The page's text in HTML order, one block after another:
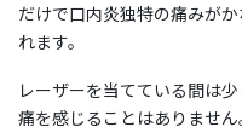
だけで口内炎独特の痛みが
れます。
レーザーを当てている間は
痛を感じることはありませ